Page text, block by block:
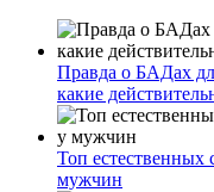
Правда о БАДах
какие
Топ естественных
мужчин